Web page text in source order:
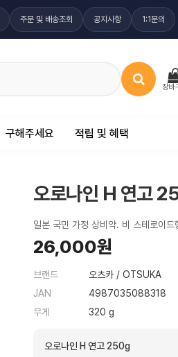
주문 및 배송조회 공지사항 1:1문의
장바
구해주세요 적립 및 혜택
오로나인 H 연고
일본 국민 가정 상비약. 비 스테로이드
26,000원
브랜드
오츠카 / OTSUKA
JAN
4987035088318
무게
320 g
오로나인 H 연고 250g